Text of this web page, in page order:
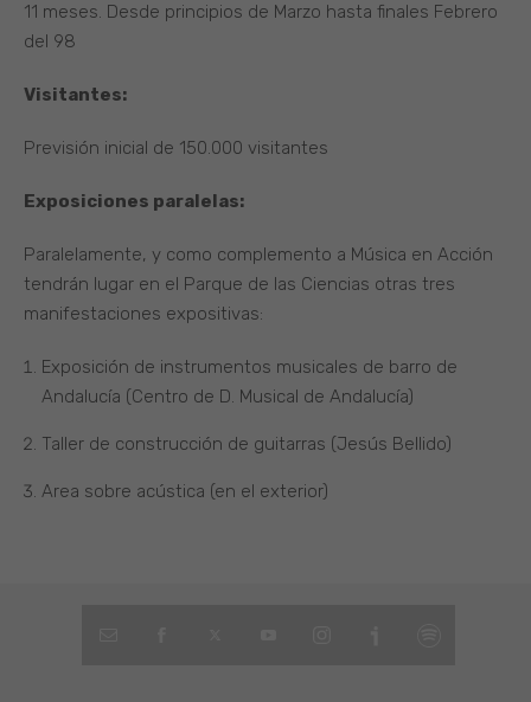
11 meses. Desde principios de Marzo hasta finales Febrero
del 98
Visitantes:
Previsión inicial de 150.000 visitantes
Exposiciones paralelas:
Paralelamente, y como complemento a Música en Acción
tendrán lugar en el Parque de las Ciencias otras tres
manifestaciones expositivas:
Exposición de instrumentos musicales de barro de
Andalucía (Centro de D. Musical de Andalucía)
Taller de construcción de guitarras (Jesús Bellido)
Area sobre acústica (en el exterior)